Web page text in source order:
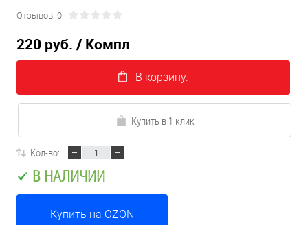
Отзывов: 0
220 руб. / Компл
В корзину.
Купить в 1 клик
Кол-во:
В НАЛИЧИИ
Купить на OZON